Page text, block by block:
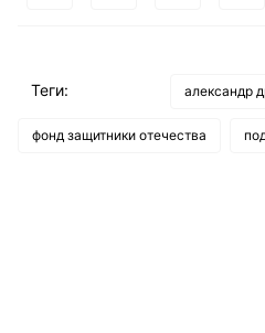
Теги: александр
фонд защитники отечества